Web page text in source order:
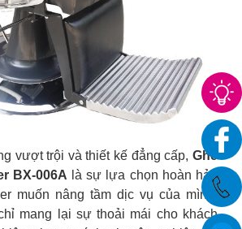
vượt trội và thiết kế đẳng cấp, Ghế
BX-006A là sự lựa chọn hoàn hảo
muốn nâng tầm dịc vụ của mình.
mang lại sự thoải mái cho khách